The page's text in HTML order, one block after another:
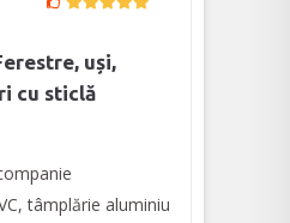
uși,
cu sticlă
tâmplărie aluminiu